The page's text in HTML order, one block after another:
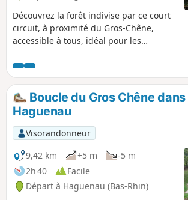
Découvrez la forêt indivise par ce court
circuit, à proximité du Gros-Chêne,
accessible à tous, idéal pour les
poussettes.
Boucle du Gros Chêne
Haguenau
Visorandonneur
9,42 km
+5 m
-5 m
2h 40
Facile
Départ à Haguenau (Bas-Rhin)